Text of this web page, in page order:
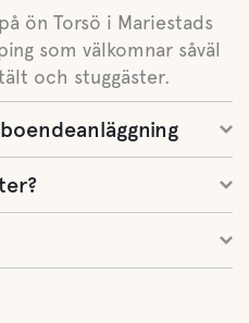
ön Torsö i Mariestads
som välkomnar såväl
och stuggäster.